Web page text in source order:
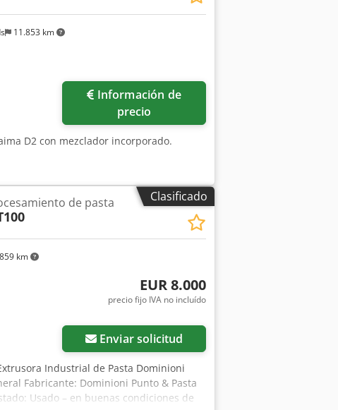
11.853 km
precio
D2 con mezclador incorporado.
Clasificado
km
de pasta
EUR 8.000
precio fijo IVA no incluído
Enviar solicitud
Industrial de Pasta Dominioni
Fabricante: Dominioni Punto & Pasta
Usado – en buenas condiciones de